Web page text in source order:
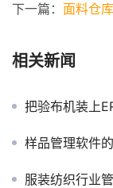
下一篇： 面料仓
相关新闻
把验布机装上
样品管理软件
服装纺织行业